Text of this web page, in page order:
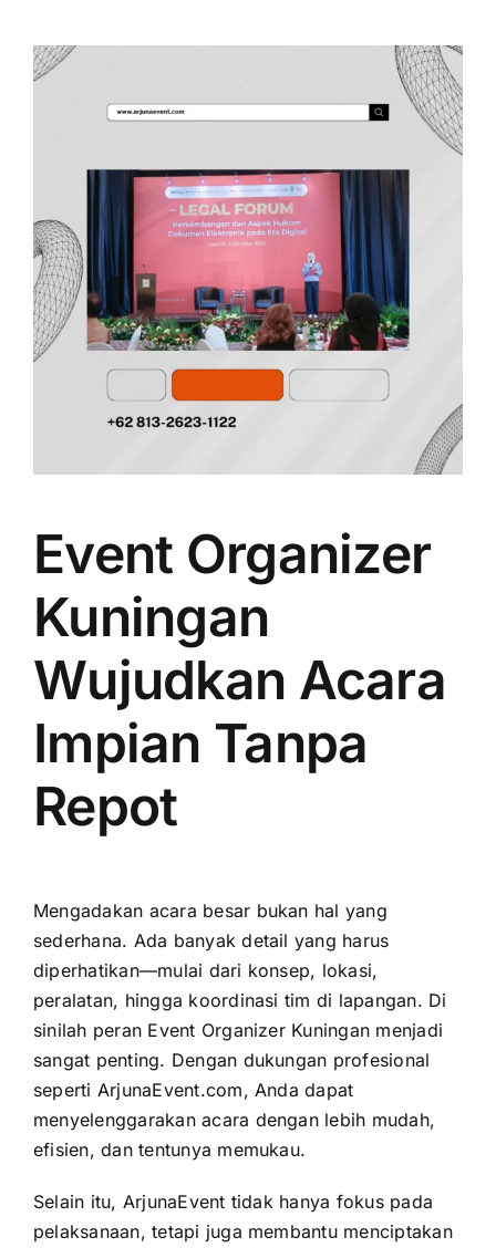
Event Organizer
Kuningan
Wujudkan Acara
Impian Tanpa
Repot
Mengadakan acara besar bukan hal yang
sederhana. Ada banyak detail yang harus
diperhatikan—mulai dari konsep, lokasi,
peralatan, hingga koordinasi tim di lapangan. Di
sinilah peran Event Organizer Kuningan menjadi
sangat penting. Dengan dukungan profesional
seperti ArjunaEvent.com, Anda dapat
menyelenggarakan acara dengan lebih mudah,
efisien, dan tentunya memukau.
Selain itu, ArjunaEvent tidak hanya fokus pada
pelaksanaan, tetapi juga membantu menciptakan